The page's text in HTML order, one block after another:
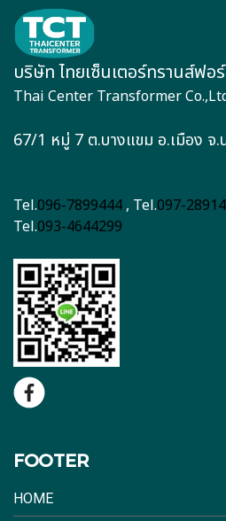
บริษัท ไทยเซ็นเตอร์ทรานส์ฟอ
Thai Center Transformer
67/1 หมู่ 7 ต.บางแขม อ.เมือง จ
Tel.096-7899444, Tel.097-
Tel.093-4644299
FOOTER
HOME